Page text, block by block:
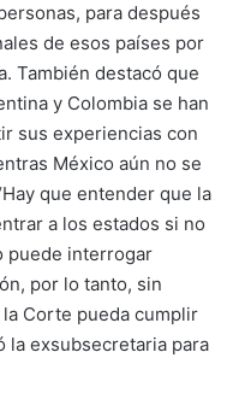
para después
de esos países por
También destacó que
y Colombia se han
sus experiencias con
México aún no se
que entender que la
a los estados si no
puede interrogar
por lo tanto, sin
Corte pueda cumplir
la exsubsecretaria para